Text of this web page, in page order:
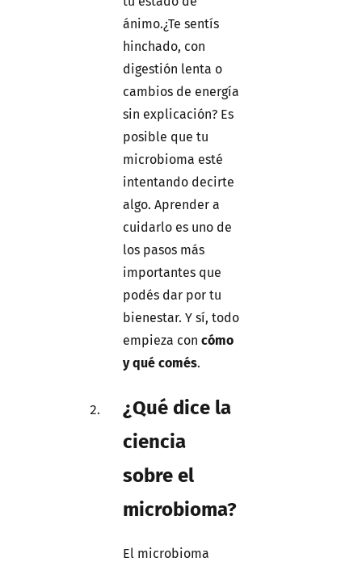
ánimo.¿Te sentís
hinchado, con
digestión lenta o
cambios de energía
sin explicación? Es
posible que tu
microbioma esté
intentando decirte
algo. Aprender a
cuidarlo es uno de
los pasos más
importantes que
podés dar por tu
bienestar. Y sí, todo
empieza con cómo
y qué comés.
¿Qué dice la
ciencia
sobre el
microbioma?
El microbioma